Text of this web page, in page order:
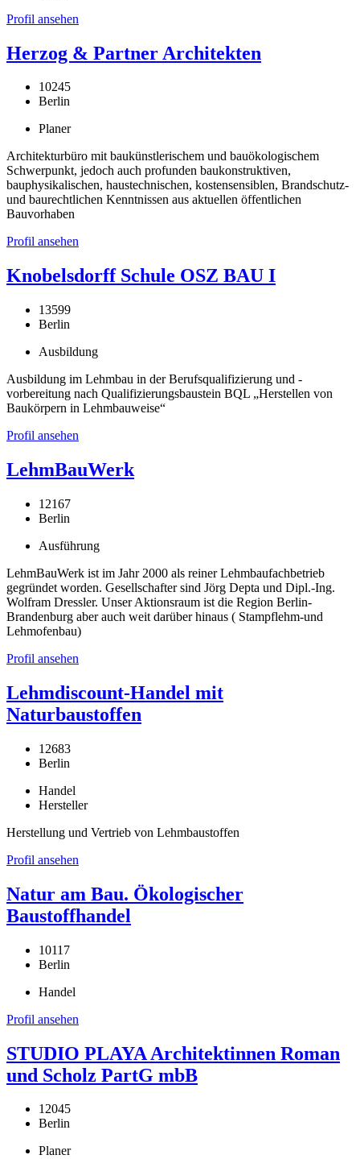
Profil ansehen
Herzog & Partner Architekten
10245
Berlin
Planer
Architekturbüro mit baukünstlerischem und bauökologischem
Schwerpunkt, jedoch auch profunden baukonstruktiven,
bauphysikalischen, haustechnischen, kostensensiblen, Brandschutz-
und baurechtlichen Kenntnissen aus aktuellen öffentlichen
Bauvorhaben
Profil ansehen
Knobelsdorff Schule OSZ BAU I
13599
Berlin
Ausbildung
Ausbildung im Lehmbau in der Berufsqualifizierung und -
vorbereitung nach Qualifizierungsbaustein BQL „Herstellen von
Baukörpern in Lehmbauweise“
Profil ansehen
LehmBauWerk
12167
Berlin
Ausführung
LehmBauWerk ist im Jahr 2000 als reiner Lehmbaufachbetrieb
gegründet worden. Gesellschafter sind Jörg Depta und Dipl.-Ing.
Wolfram Dressler. Unser Aktionsraum ist die Region Berlin-
Brandenburg aber auch weit darüber hinaus ( Stampflehm-und
Lehmofenbau)
Profil ansehen
Lehmdiscount-Handel mit
Naturbaustoffen
12683
Berlin
Handel
Hersteller
Herstellung und Vertrieb von Lehmbaustoffen
Profil ansehen
Natur am Bau. Ökologischer
Baustoffhandel
10117
Berlin
Handel
Profil ansehen
STUDIO PLAYA Architektinnen Roman
und Scholz PartG mbB
12045
Berlin
Planer